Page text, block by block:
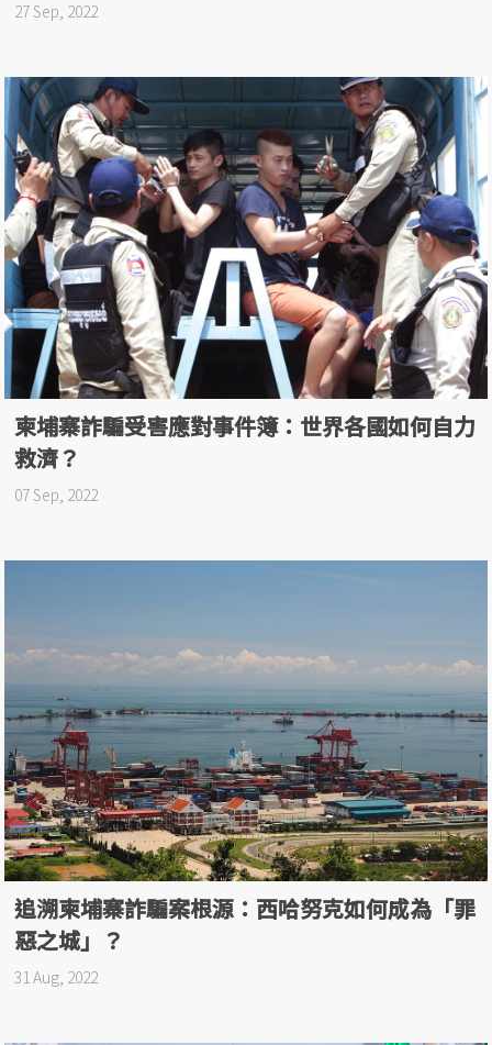
27 Sep, 2022
柬埔寨詐騙受害應對事件簿：世界各國如何自力
救濟？
07 Sep, 2022
追溯柬埔寨詐騙案根源：西哈努克如何成為「罪
惡之城」？
31 Aug, 2022